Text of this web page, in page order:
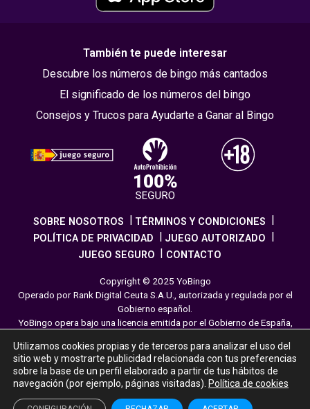
También te puede interesar
Descubre los números de bingo más cantados
El significado de los números del bingo
Consejos y Trucos para Ayudarte a Ganar al Bingo
SOBRE NOSOTROS
TÉRMINOS Y CONDICIONES
POLÍTICA DE PRIVACIDAD
JUEGO AUTORIZADO
JUEGO SEGURO
CONTACTO
Copyright © 2025 YoBingo
Operado por Rank Digital Ceuta S.A.U., autorizada y regulada por el
Gobierno español.
YoBingo opera bajo una licencia emitida por el Gobierno de España,
responsabilidad en los juegos online. El juego es una forma de
entretenimiento cuya finalidad es ofrecer diversión y emoción a los
jugadores en nuestra página web. Juega con moderación siguiendo
las pautas recomendadas para el juego responsable.
Utilizamos cookies propias y de terceros para analizar el uso del
sitio web y mostrarte publicidad relacionada con tus preferencias
sobre la base de un perfil elaborado a partir de tus hábitos de
navegación (por ejemplo, páginas visitadas). Política de cookies